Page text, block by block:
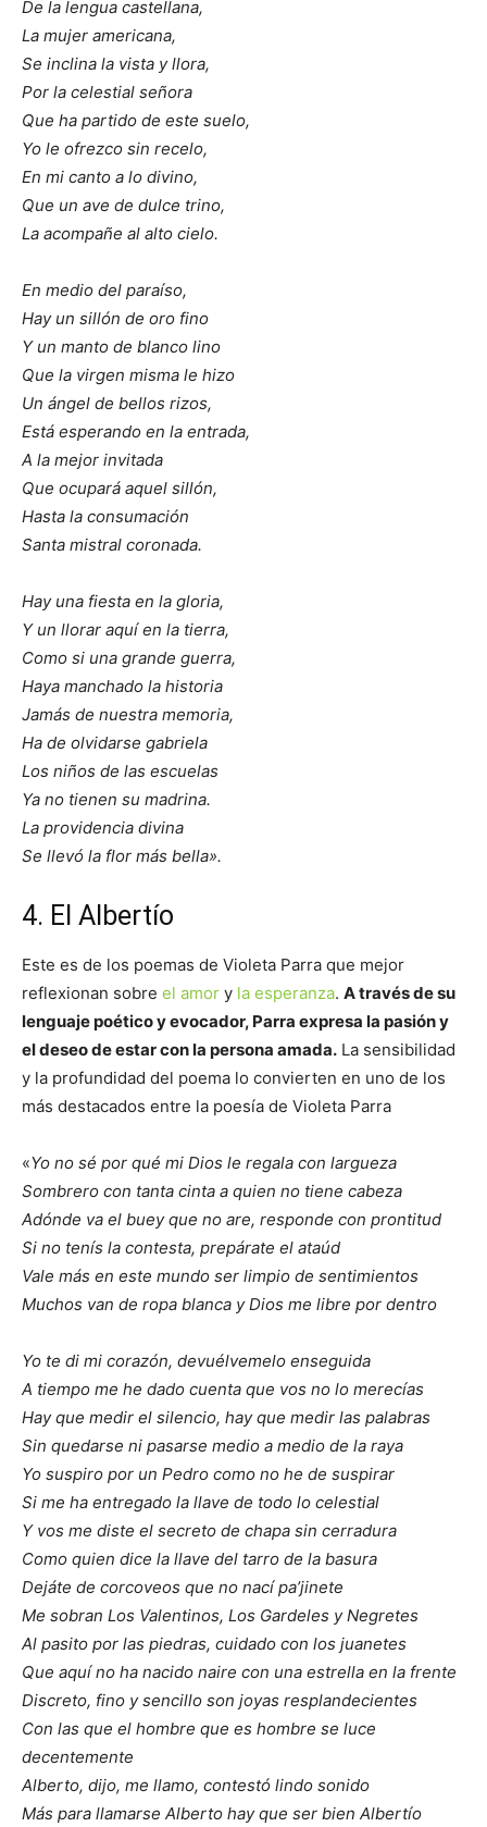
De la lengua castellana,
La mujer americana,
Se inclina la vista y llora,
Por la celestial señora
Que ha partido de este suelo,
Yo le ofrezco sin recelo,
En mi canto a lo divino,
Que un ave de dulce trino,
La acompañe al alto cielo.
En medio del paraíso,
Hay un sillón de oro fino
Y un manto de blanco lino
Que la virgen misma le hizo
Un ángel de bellos rizos,
Está esperando en la entrada,
A la mejor invitada
Que ocupará aquel sillón,
Hasta la consumación
Santa mistral coronada.
Hay una fiesta en la gloria,
Y un llorar aquí en la tierra,
Como si una grande guerra,
Haya manchado la historia
Jamás de nuestra memoria,
Ha de olvidarse gabriela
Los niños de las escuelas
Ya no tienen su madrina.
La providencia divina
Se llevó la flor más bella».
4. El Albertío
Este es de los poemas de Violeta Parra que mejor
reflexionan sobre el amor y la esperanza. A través de su
lenguaje poético y evocador, Parra expresa la pasión y
el deseo de estar con la persona amada. La sensibilidad
y la profundidad del poema lo convierten en uno de los
más destacados entre la poesía de Violeta Parra
«Yo no sé por qué mi Dios le regala con largueza
Sombrero con tanta cinta a quien no tiene cabeza
Adónde va el buey que no are, responde con prontitud
Si no tenís la contesta, prepárate el ataúd
Vale más en este mundo ser limpio de sentimientos
Muchos van de ropa blanca y Dios me libre por dentro
Yo te di mi corazón, devuélvemelo enseguida
A tiempo me he dado cuenta que vos no lo merecías
Hay que medir el silencio, hay que medir las palabras
Sin quedarse ni pasarse medio a medio de la raya
Yo suspiro por un Pedro como no he de suspirar
Si me ha entregado la llave de todo lo celestial
Y vos me diste el secreto de chapa sin cerradura
Como quien dice la llave del tarro de la basura
Dejáte de corcoveos que no nací pa’jinete
Me sobran Los Valentinos, Los Gardeles y Negretes
Al pasito por las piedras, cuidado con los juanetes
Que aquí no ha nacido naire con una estrella en la frente
Discreto, fino y sencillo son joyas resplandecientes
Con las que el hombre que es hombre se luce
decentemente
Alberto, dijo, me llamo, contestó lindo sonido
Más para llamarse Alberto hay que ser bien Albertío